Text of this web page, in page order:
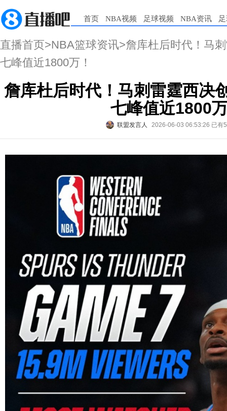
首页 NBA视频 足球视频 NBA资讯
直播首页>NBA篮球资讯>詹库杜后时代！马
七峰值近1800万！
詹库杜后时代！马刺雷霆西决
七峰值近1800
联盟发言人 2026-06-03 06:53:26 已有